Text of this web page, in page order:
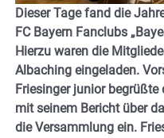
Dieser Tage fand die
FC Bayern Fanclubs
Hierzu waren die
Albaching eingeladen.
Friesinger junior
mit seinem Bericht über
die Versammlung ein.